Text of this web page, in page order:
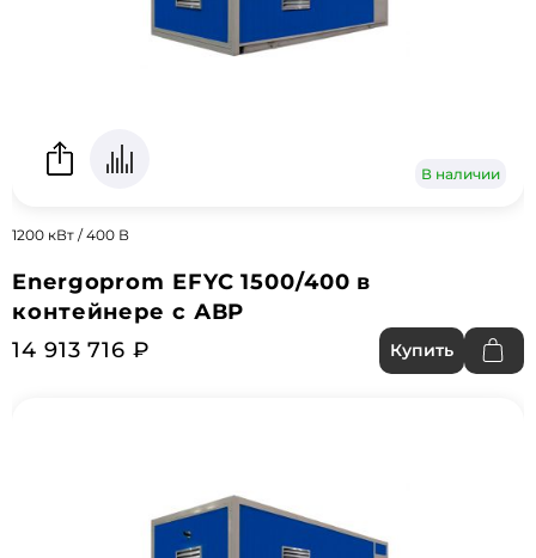
В наличии
1200 кВт / 400 В
Energoprom EFYC 1500/400 в
контейнере с АВР
14 913 716 ₽
Купить